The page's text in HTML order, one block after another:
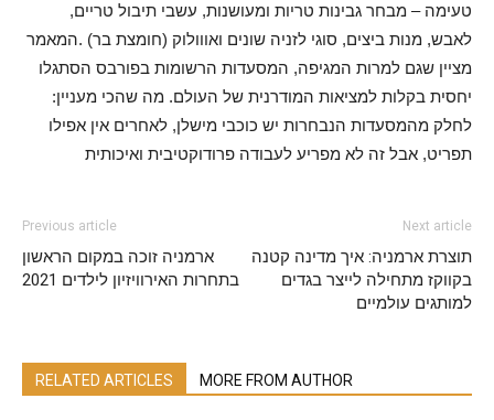
טעימה – מבחר גבינות טריות ומעושנות, עשבי תיבול טריים,
לאבש, מנות ביצים, סוגי לזניה שונים ואווולוק (חומצת בר) .המאמר
מציין שגם למרות המגיפה, המסעדות הרשומות בפורבס הסתגלו
יחסית בקלות למציאות המודרנית של העולם. מה שהכי מעניין:
לחלק מהמסעדות הנבחרות יש כוכבי מישלן, לאחרים אין אפילו
תפריט, אבל זה לא מפריע לעבודה פרודוקטיבית ואיכותית
Previous article
ארמניה זוכה במקום הראשון
בתחרות האירוויזיון לילדים 2021
Next article
תוצרת ארמניה: איך מדינה קטנה
בקווקז מתחילה לייצר בגדים
למותגים עולמיים
RELATED ARTICLES MORE FROM AUTHOR